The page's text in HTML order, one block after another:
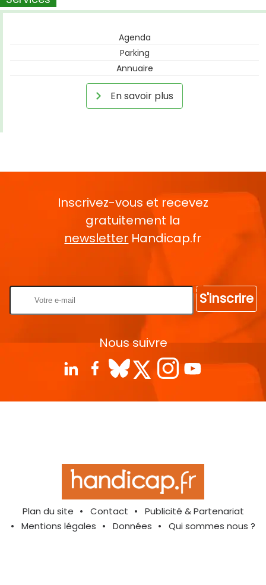
Agenda
Parking
Annuaire
En savoir plus
Inscrivez-vous et recevez
gratuitement la
newsletter Handicap.fr
S'inscrire
Nous suivre
Plan du site Contact
Publicité & Partenariat
Mentions légales
Données Qui sommes nous ?